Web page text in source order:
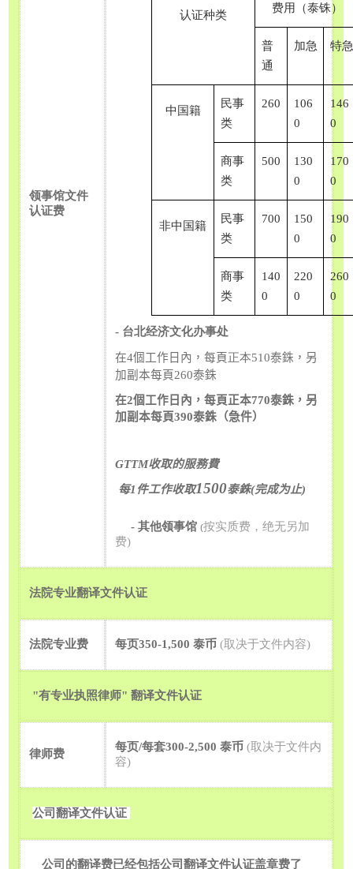
领事馆文件
认证费
认证种类
费用（泰铢）
普
通
加急 特急
中国籍
民事
类
260
106
0
146
0
商事
类
500
130
0
170
0
非中国籍
民事
类
700
150
0
190
0
商事
类
140
0
220
0
260
0
- 台北经济文化办事处
在4個工作日內，每頁正本510泰銖，另
加副本每頁260泰銖
在2個工作日內，每頁正本770泰銖，另
加副本每頁390泰銖（急件）
GTTM收取的服務費
每1 件工作收取1500泰銖(完成为止)
- 其他领事馆 (按实质费，绝无另加
费)
法院专业翻译文件认证
法院专业费 每页350-1,500 泰币 (取决于文件内容)
"有专业执照律师" 翻译文件认证
律师费
每页/每套300-2,500 泰币 (取决于文件内
容)
公司翻译文件认证
公司的翻译费已经包括公司翻译文件认证盖章费了